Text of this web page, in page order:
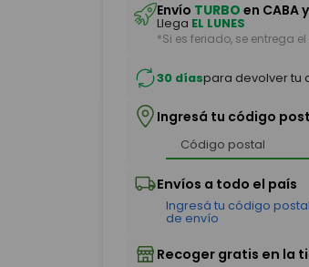
Envío TURBO en CABA
Llega EL LUNES
*Si es feriado, se entrega
30 díaspara devolver tu
Ingresá tu código